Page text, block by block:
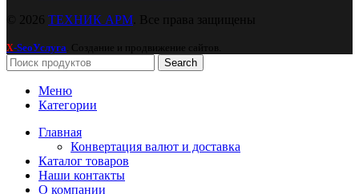
© 2026 ТЕХНИК АРМ . Все права защищены
X-SeoУслуга . Создание и продвижение сайтов.
Search
Меню
Категории
Главная
Конвертация валют и доставка
Каталог товаров
Наши контакты
О компании